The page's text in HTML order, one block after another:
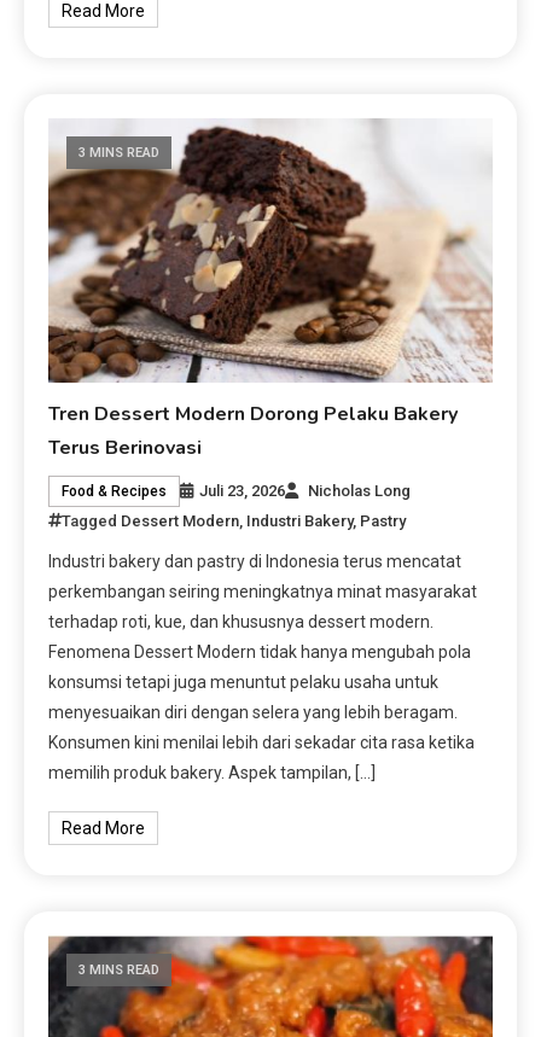
Read More
3 MINS READ
Tren Dessert Modern Dorong Pelaku Bakery
Terus Berinovasi
Food & Recipes Juli 23, 2026
Nicholas Long
Tagged Dessert Modern Industri Bakery, Pastry
Industri bakery dan pastry di Indonesia terus mencatat
perkembangan seiring meningkatnya minat masyarakat
terhadap roti, kue, dan khususnya dessert modern.
Fenomena Dessert Modern tidak hanya mengubah pola
konsumsi tetapi juga menuntut pelaku usaha untuk
menyesuaikan diri dengan selera yang lebih beragam.
Konsumen kini menilai lebih dari sekadar cita rasa ketika
memilih produk bakery. Aspek tampilan, […]
Read More
3 MINS READ